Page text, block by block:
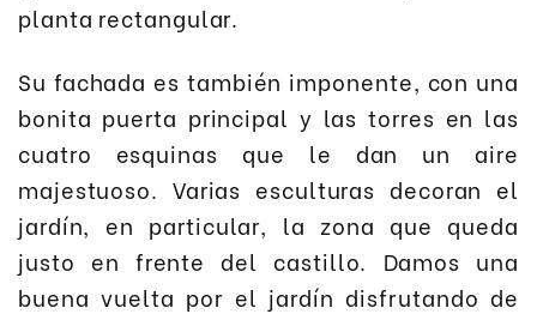
planta rectangular.
Su fachada es también imponente, con una
bonita puerta principal y las torres en las
cuatro esquinas que le dan un aire
majestuoso. Varias esculturas decoran el
jardín, en particular, la zona que queda
justo en frente del castillo. Damos una
buena vuelta por el jardín disfrutando de